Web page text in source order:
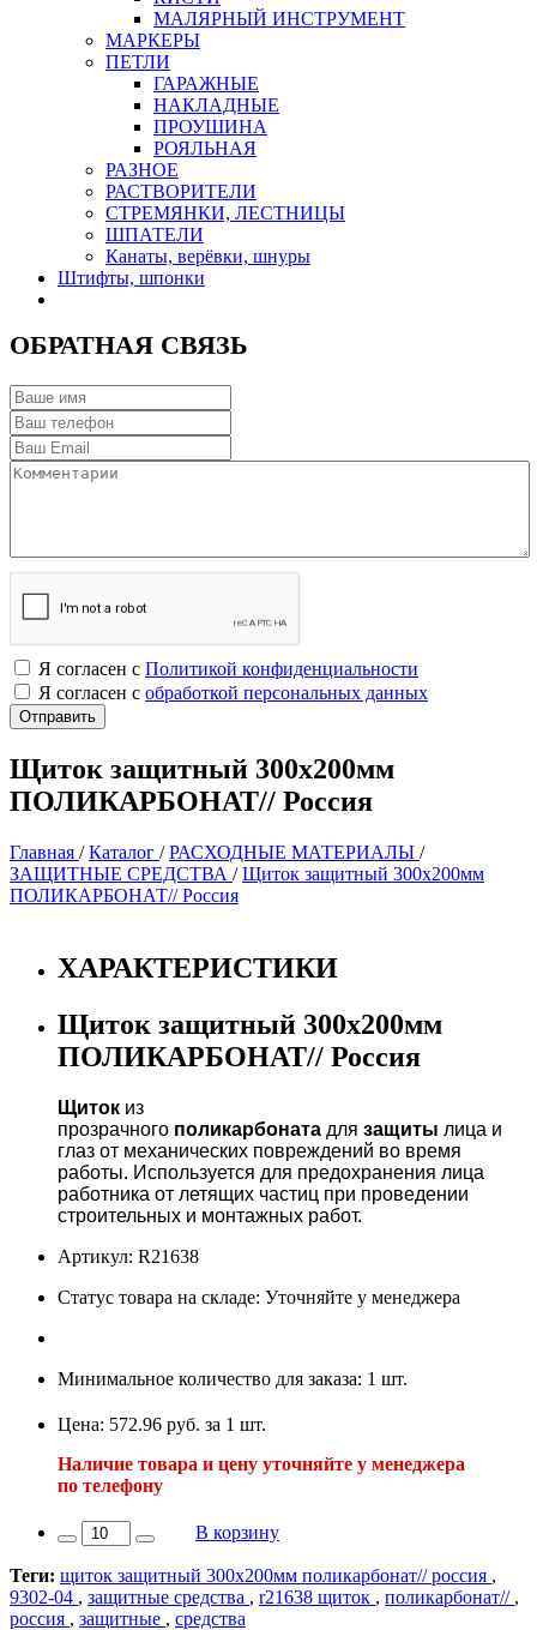
МАЛЯРНЫЙ ИНСТРУМЕНТ
МАРКЕРЫ
ПЕТЛИ
ГАРАЖНЫЕ
НАКЛАДНЫЕ
ПРОУШИНА
РОЯЛЬНАЯ
РАЗНОЕ
РАСТВОРИТЕЛИ
СТРЕМЯНКИ, ЛЕСТНИЦЫ
ШПАТЕЛИ
Канаты, верёвки, шнуры
Штифты, шпонки
ОБРАТНАЯ СВЯЗЬ
Я согласен с Политикой конфиденциальности
Я согласен с обработкой персональных данных
Щиток защитный 300х200мм
ПОЛИКАРБОНАТ// Россия
Главная /Каталог /РАСХОДНЫЕ МАТЕРИАЛЫ /
ЗАЩИТНЫЕ СРЕДСТВА /Щиток защитный 300х200мм
ПОЛИКАРБОНАТ// Россия
ХАРАКТЕРИСТИКИ
Щиток защитный 300х200мм
ПОЛИКАРБОНАТ// Россия
Щиток из
прозрачного поликарбоната для защиты лица и
глаз от механических повреждений во время
работы. Используется для предохранения лица
работника от летящих частиц при проведении
строительных и монтажных работ.
Артикул: R21638
Статус товара на складе: Уточняйте у менеджера
Минимальное количество для заказа: 1 шт.
Цена: 572.96 руб. за 1 шт.
Наличие товара и цену уточняйте у менеджера
по телефону
В корзину
Теги: щиток защитный 300х200мм поликарбонат// россия ,
9302-04 , защитные средства , r21638 щиток , поликарбонат// ,
россия , защитные , средства